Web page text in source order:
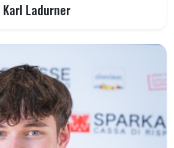
Karl Ladurner